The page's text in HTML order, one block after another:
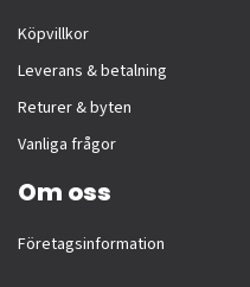
Köpvillkor
Leverans & betalning
Returer & byten
Vanliga frågor
Om oss
Företagsinformation